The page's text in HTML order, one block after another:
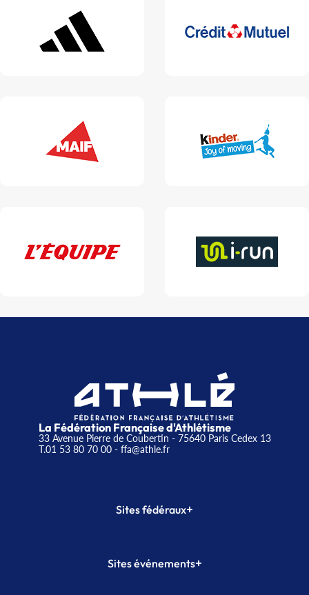
La Fédération Française d'Athlétisme
33 Avenue Pierre de Coubertin - 75640 Paris Cedex 13
T.01 53 80 70 00- ffa@athle.fr
Sites fédéraux+
Plateforme Formation
Sites événements+